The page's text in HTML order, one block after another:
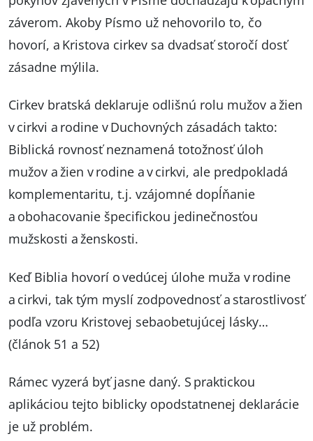
záverom. Akoby Písmo už nehovorilo to, čo
hovorí, a Kristova cirkev sa dvadsať storočí dosť
zásadne mýlila.
Cirkev bratská deklaruje odlišnú rolu mužov a žien
v cirkvi a rodine v Duchovných zásadách takto:
Biblická rovnosť neznamená totožnosť úloh
mužov a žien v rodine a v cirkvi, ale predpokladá
komplementaritu, t.j. vzájomné dopĺňanie
a obohacovanie špecifickou jedinečnosťou
mužskosti a ženskosti.
Keď Biblia hovorí o vedúcej úlohe muža v rodine
a cirkvi, tak tým myslí zodpovednosť a starostlivosť
podľa vzoru Kristovej sebaobetujúcej lásky…
(článok 51 a 52)
Rámec vyzerá byť jasne daný. S praktickou
aplikáciou tejto biblicky opodstatnenej deklarácie
je už problém.